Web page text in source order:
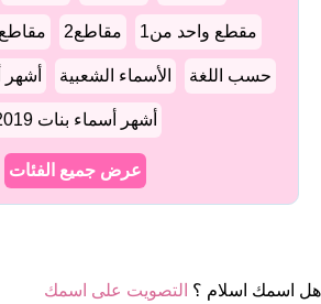
مقطع واحد من1 مقاطع2 مقاطع3
حسب اللغة الأسماء الشعبية أشهر
أشهر أسماء بنات 2019
عرض جميع الفئات
هل اسمك اسلام ؟ التصويت على اسمك